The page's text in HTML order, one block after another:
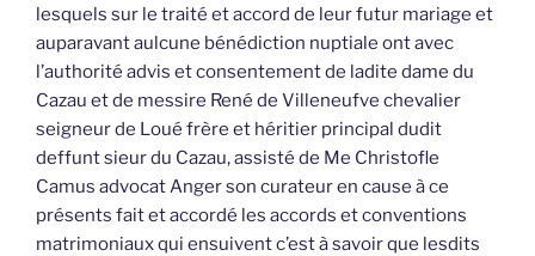
lesquels sur le traité et accord de leur futur mariage et
auparavant aulcune bénédiction nuptiale ont avec
l’authorité advis et consentement de ladite dame du
Cazau et de messire René de Villeneufve chevalier
seigneur de Loué frère et héritier principal dudit
deffunt sieur du Cazau, assisté de Me Christofle
Camus advocat Anger son curateur en cause à ce
présents fait et accordé les accords et conventions
matrimoniaux qui ensuivent c’est à savoir que lesdits